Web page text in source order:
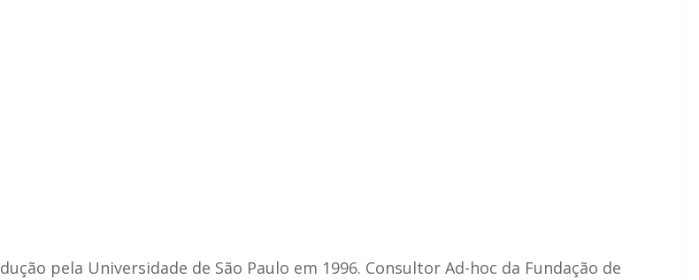
pela Universidade de São Paulo em 1996. Consultor Ad-hoc da Fundação de